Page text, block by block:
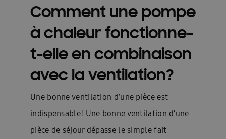
Comment une pompe
à chaleur fonctionne-
t-elle en combinaison
avec la ventilation?
Une bonne ventilation d’une pièce est
indispensable! Une bonne ventilation d’une
pièce de séjour dépasse le simple fait